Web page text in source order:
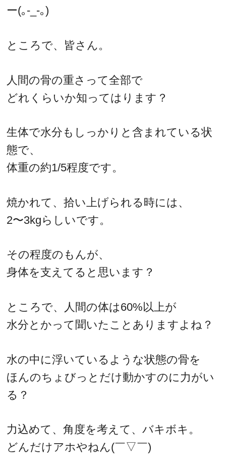
ー(｡-_-｡)
ところで、皆さん。
人間の骨の重さって全部で
どれくらいか知ってはります？
生体で水分もしっかりと含まれている状
態で、
体重の約1/5程度です。
焼かれて、拾い上げられる時には、
2〜3kgらしいです。
その程度のもんが、
身体を支えてると思います？
ところで、人間の体は60%以上が
水分とかって聞いたことありますよね？
水の中に浮いているような状態の骨を
ほんのちょびっとだけ動かすのに力がい
る？
力込めて、角度を考えて、バキボキ。
どんだけアホやねん(￣▽￣)